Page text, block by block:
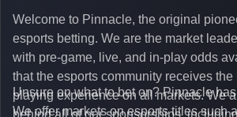
Welcome to Pinnacle, the original
esports betting. We are the market
with pre-game, live, and in-play odds
that the esports community receives
playing experience on all markets. We
behind all of our sponsorships,
Unsure on what to bet on? Pinnacle
We offer markets on esports titles such